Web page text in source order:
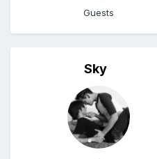
Guests
Sky